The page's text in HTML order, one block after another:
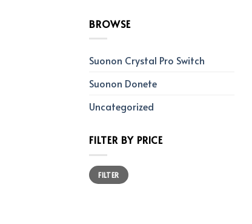
BROWSE
Suonon Crystal Pro Switch
Suonon Donete
Uncategorized
FILTER BY PRICE
Min
price
Max
priceFILTER